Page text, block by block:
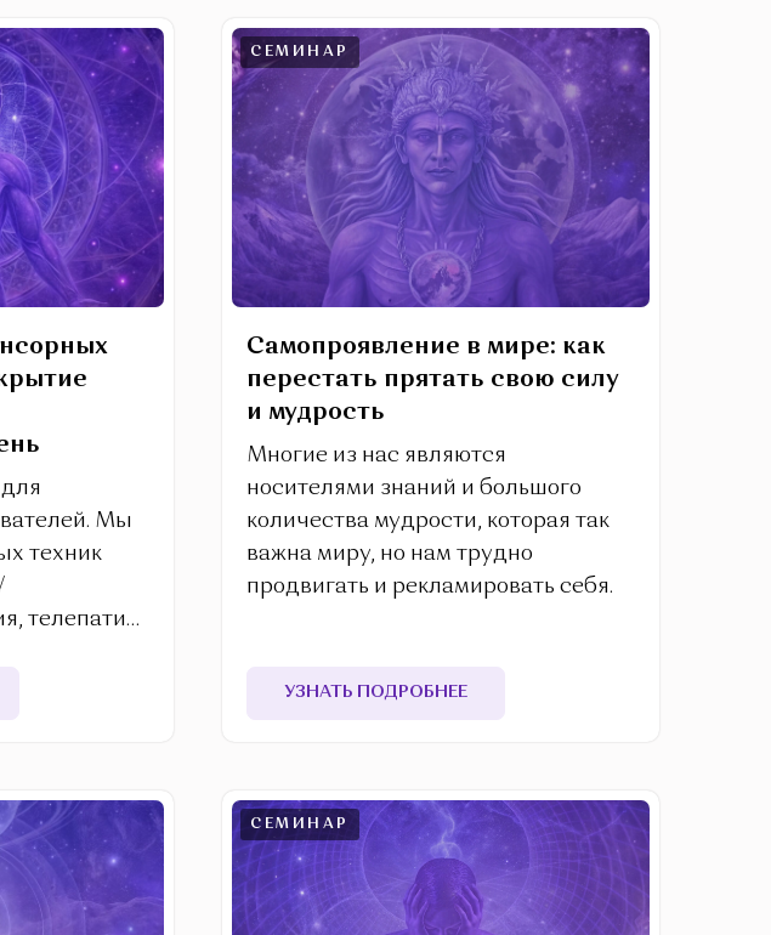
Мы
техник
телепатии
СЕМИНАР
Самопроявление в мире: как
перестать прятать свою силу
и мудрость
Многие из нас являются
носителями знаний и большого
количества мудрости, которая так
важна миру, но нам трудно
продвигать и рекламировать себя.
УЗНАТЬ ПОДРОБНЕЕ
СЕМИНАР